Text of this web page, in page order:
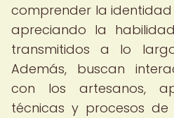
comprender la
apreciando la
transmitidos a lo
Además, buscan
con los artesanos,
técnicas y procesos